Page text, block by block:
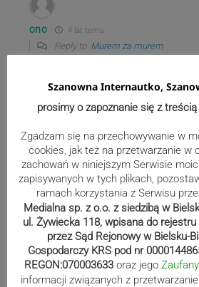
ono 4 lat temu
Reply to Murem za murem
miesiące temu?, nawet ustawa jest. Z
tamci emigranci nie chcą zostać w
mają rodziny i lepszy socjal.
4 lat temu
Nie znajdzie się miejsce poza
ustawy dla rodziców studentów? Będą
Uniwersytecie III Wieku.
0
Szanowna Internautko,
prosimy o zapoznanie się z
Zgadzam się na przechowywanie w
cookies, jak też na przetwarzanie w
zachowań w niniejszym Serwisie
zapisywanych w tych plikach,
ramach korzystania z Serwisu
Medialna sp. z o.o. z siedzibą w
ul. Żywiecka 118, wpisana do
przez Sąd Rejonowy w Bielsku-
Gospodarczy KRS pod nr
REGON:070003633 oraz jego
informacji związanych z